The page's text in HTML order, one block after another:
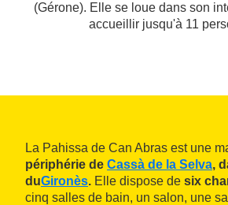
(Gérone). Elle se loue dans son
accueillir jusqu'à 11
La Pahissa de Can Abras est une
périphérie de Cassà de la Selva,
duGironès. Elle dispose de six
cinq salles de bain, un salon, une